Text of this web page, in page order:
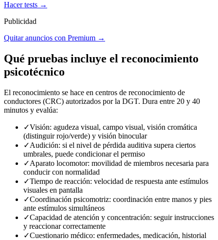
Hacer tests →
Publicidad
Quitar anuncios con Premium →
Qué pruebas incluye el reconocimiento
psicotécnico
El reconocimiento se hace en centros de reconocimiento de
conductores (CRC) autorizados por la DGT. Dura entre 20 y 40
minutos y evalúa:
✓Visión: agudeza visual, campo visual, visión cromática
(distinguir rojo/verde) y visión binocular
✓Audición: si el nivel de pérdida auditiva supera ciertos
umbrales, puede condicionar el permiso
✓Aparato locomotor: movilidad de miembros necesaria para
conducir con normalidad
✓Tiempo de reacción: velocidad de respuesta ante estímulos
visuales en pantalla
✓Coordinación psicomotriz: coordinación entre manos y pies
ante estímulos simultáneos
✓Capacidad de atención y concentración: seguir instrucciones
y reaccionar correctamente
✓Cuestionario médico: enfermedades, medicación, historial